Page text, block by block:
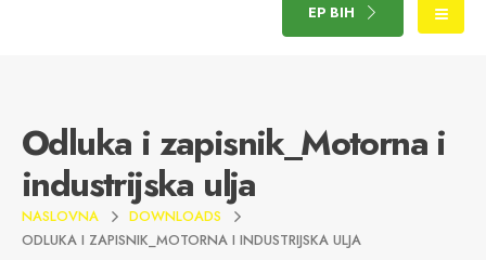
EP BIH
Odluka i zapisnik_Motorna i
industrijska ulja
NASLOVNA
DOWNLOADS
ODLUKA I ZAPISNIK_MOTORNA I INDUSTRIJSKA ULJA